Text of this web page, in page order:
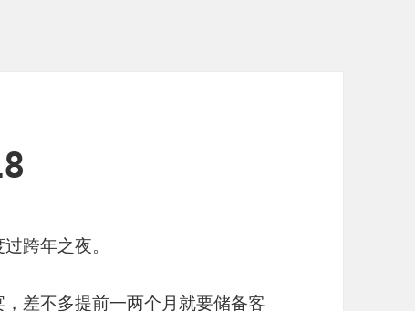
跨年之夜。
差不多提前一两个月就要储备客